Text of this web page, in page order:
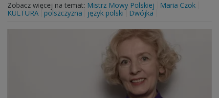
Zobacz więcej na temat: Mistrz Mowy Polskiej
Maria Czok
KULTURA
polszczyzna język polski Dwójka